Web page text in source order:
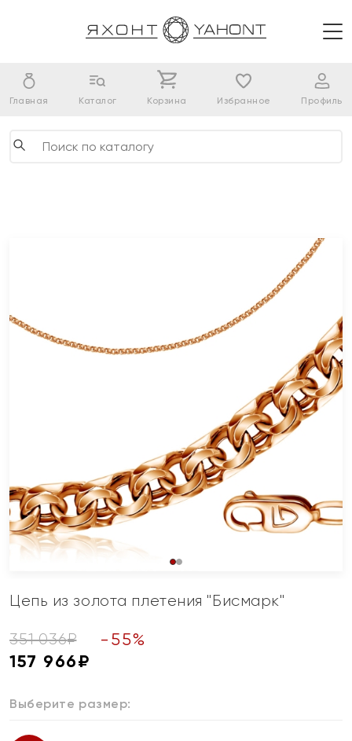
Главная Каталог Корзина Избранное Профиль
Цепь из золота плетения "Бисмарк"
351 036₽ - 55%
157 966₽
Выберите размер: